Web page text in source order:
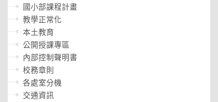
國小部課程計畫
教學正常化
本土教育
公開授課專區
內部控制聲明書
校務章則
各處室分機
交通資訊